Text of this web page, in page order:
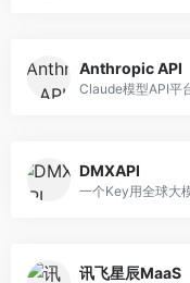
Anthropic API
DMXAPI
讯飞星辰MaaS